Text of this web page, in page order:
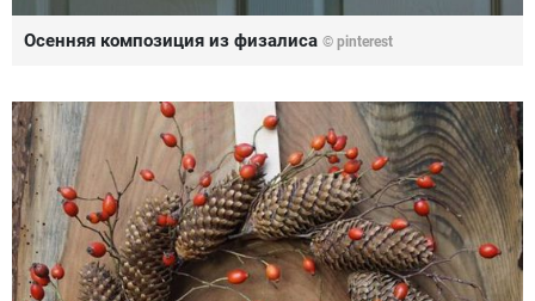
Осенняя композиция из физалиса © pinterest